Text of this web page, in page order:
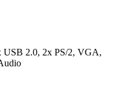
USB 2.0, 2x PS/2, VGA,